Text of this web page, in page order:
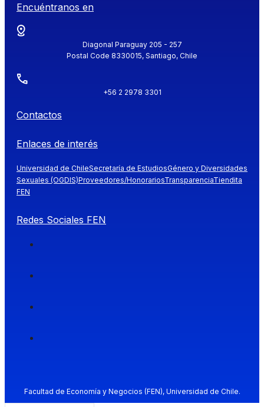
Encuéntranos en
Diagonal Paraguay 205 - 257
Postal Code 8330015, Santiago, Chile
+56 2 2978 3301
Contactos
Enlaces de interés
Universidad de ChileSecretaría de EstudiosGénero y Diversidades
Sexuales (OGDIS)Proveedores/HonorariosTransparenciaTiendita
FEN
Redes Sociales FEN
Facultad de Economía y Negocios (FEN), Universidad de Chile.